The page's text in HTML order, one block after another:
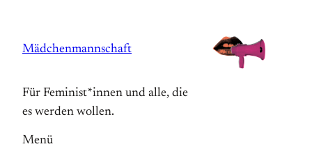
springen
Mädchenmannschaft
Für Feminist*innen und alle, die
es werden wollen.
Menü